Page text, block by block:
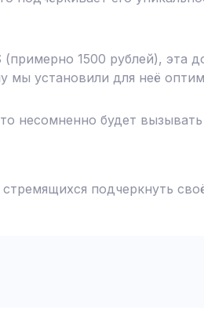
1500 рублей), эта
мы установили для неё
несомненно будет
подчеркнуть